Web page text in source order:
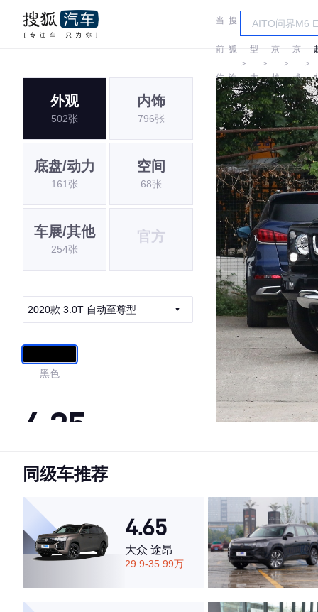
当
前
位
置:
搜
狐
汽
车
＞
车
型
大
全
＞
北
京
越
野
＞
北
京
越
野
＞
外观
502张
内饰
796张
底盘/动力
161张
空间
68张
车展/其他
254张
官方
2020款 3.0T 自动至尊型
黑色
4.35
·外观表现较为优秀，优于52%同级车
·空间表现一般，低于74%同级车
同级车推荐
4.65
大众 途昂
29.9-35.99万